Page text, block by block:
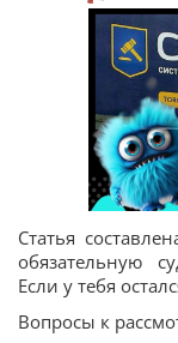
Статья
обязательную
Если у тебя
Вопросы к